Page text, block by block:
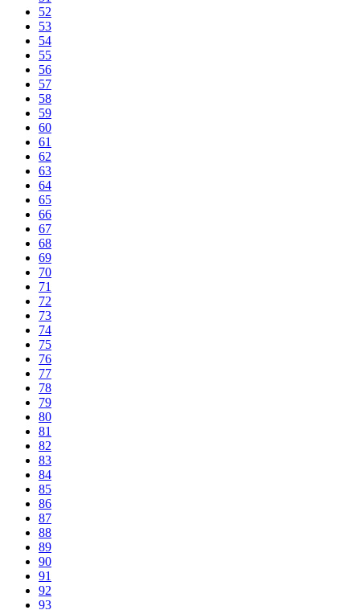
52
53
54
55
56
57
58
59
60
61
62
63
64
65
66
67
68
69
70
71
72
73
74
75
76
77
78
79
80
81
82
83
84
85
86
87
88
89
90
91
92
93